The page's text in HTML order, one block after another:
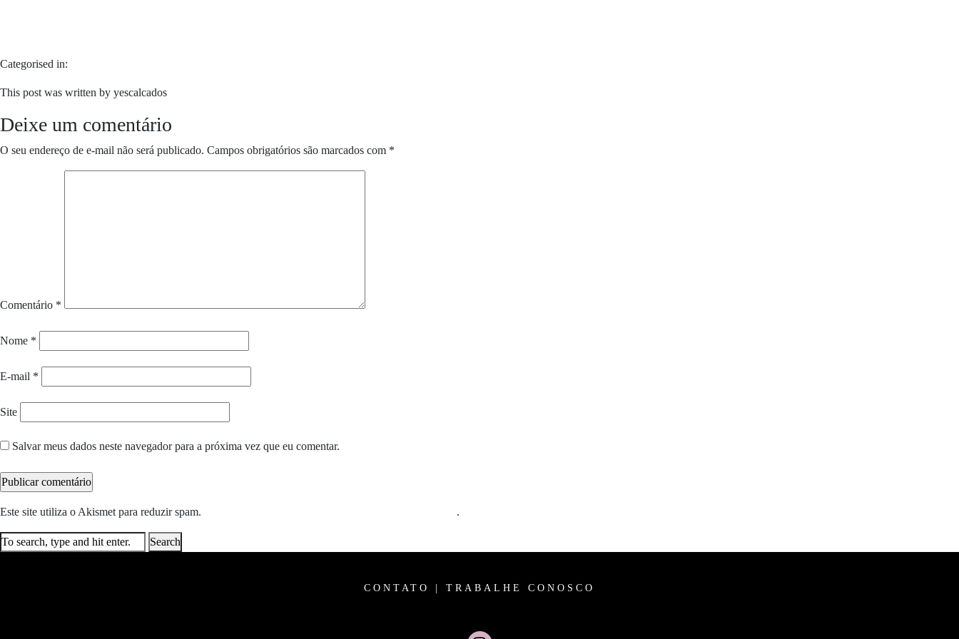
Categorised in:
This post was written by yescalcados
Deixe um comentário
O seu endereço de e-mail não será publicado. Campos obrigatórios são marcados com *
Comentário *
Nome *
E-mail *
Site
Salvar meus dados neste navegador para a próxima vez que eu comentar.
Este site utiliza o Akismet para reduzir spam. .
Search
CONTATO TRABALHE CONOSCO